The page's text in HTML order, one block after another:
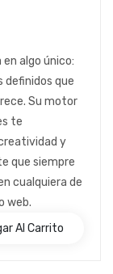
algo único:
definidos que
Su motor
te
y
que siempre
cualquiera de
web.
Al Carrito